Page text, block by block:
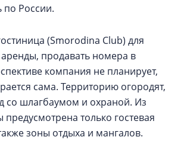
по России.
(Smorodina Club) для
продавать номера в
компания не планирует,
сама. Территорию огородят,
со шлагбаумом и охраной. Из
предусмотрена только гостевая
зоны отдыха и мангалов.